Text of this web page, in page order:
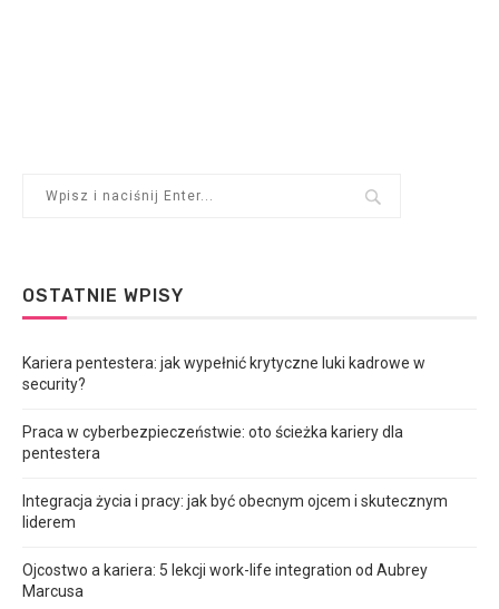
OSTATNIE WPISY
Kariera pentestera: jak wypełnić krytyczne luki kadrowe w
security?
Praca w cyberbezpieczeństwie: oto ścieżka kariery dla
pentestera
Integracja życia i pracy: jak być obecnym ojcem i skutecznym
liderem
Ojcostwo a kariera: 5 lekcji work-life integration od Aubrey
Marcusa